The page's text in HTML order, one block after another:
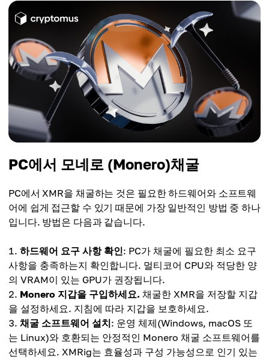
PC에서 모네로 (Monero)채굴
PC에서 XMR을 채굴하는 것은 필요한 하드웨어와 소프트웨
어에 쉽게 접근할 수 있기 때문에 가장 일반적인 방법 중 하나
입니다. 방법은 다음과 같습니다.
하드웨어 요구 사항 확인: PC가 채굴에 필요한 최소 요구
사항을 충족하는지 확인합니다. 멀티코어 CPU와 적당한 양
의 VRAM이 있는 GPU가 권장됩니다.
Monero 지갑을 구입하세요. 채굴한 XMR을 저장할 지갑
을 설정하세요. 지침에 따라 지갑을 보호하세요.
채굴 소프트웨어 설치: 운영 체제(Windows, macOS 또
는 Linux)와 호환되는 안정적인 Monero 채굴 소프트웨어를
선택하세요. XMRig는 효율성과 구성 가능성으로 인기 있는